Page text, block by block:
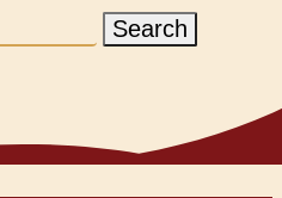
Search